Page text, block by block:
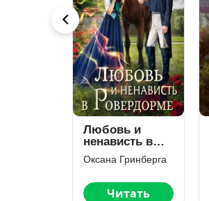
Любовь и
ненависть в
Ровердорме
Оксана Гринберга
Читать